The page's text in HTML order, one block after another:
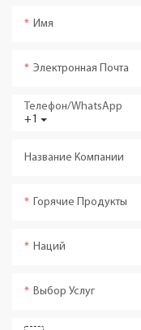
Имя
Электронная Почта
+1
Телефон/WhatsApp
Название Компании
Горячие Продукты
Наций
Выбор Услуг